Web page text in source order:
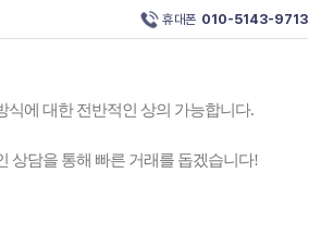
휴대폰 010-5143-9713
식에 대한 전반적인 상의 가능합니다.
상담을 통해 빠른 거래를 돕겠습니다!